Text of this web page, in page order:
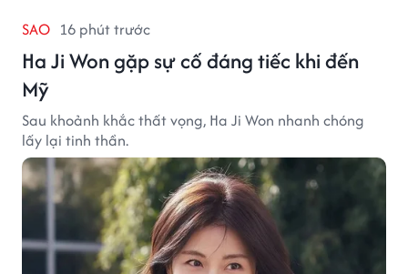
SAO 16 phút trước
Ha Ji Won gặp sự cố đáng tiếc khi đến
Mỹ
Sau khoảnh khắc thất vọng, Ha Ji Won nhanh chóng
lấy lại tinh thần.